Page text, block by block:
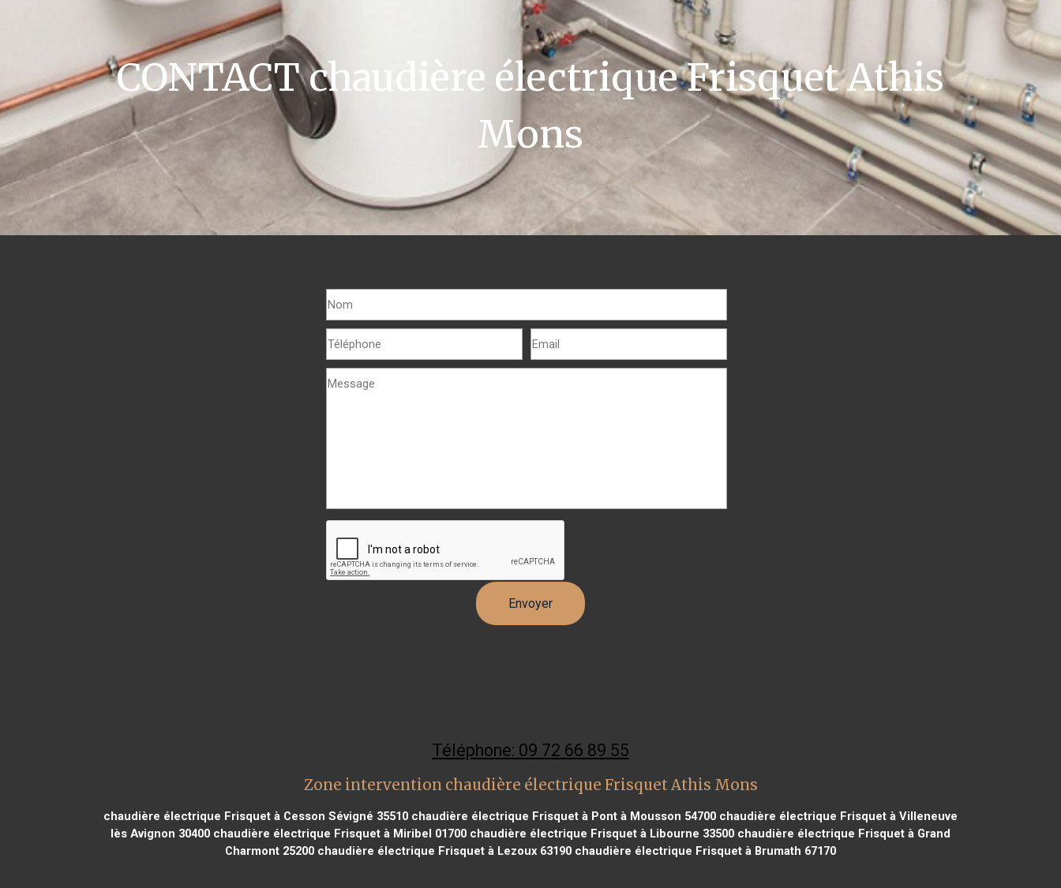
CONTACT chaudière électrique Frisquet Athis
Mons
Téléphone: 09 72 66 89 55
Zone intervention chaudière électrique Frisquet Athis Mons
chaudière électrique Frisquet à Cesson Sévigné 35510 chaudière électrique Frisquet à Pont à Mousson 54700 chaudière électrique Frisquet à Villeneuve
lès Avignon 30400 chaudière électrique Frisquet à Miribel 01700 chaudière électrique Frisquet à Libourne 33500 chaudière électrique Frisquet à Grand
Charmont 25200 chaudière électrique Frisquet à Lezoux 63190 chaudière électrique Frisquet à Brumath 67170